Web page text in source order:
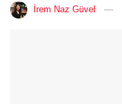
İrem Naz Güvel